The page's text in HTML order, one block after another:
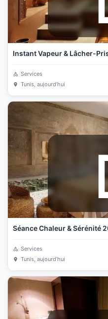
Instant Vapeur & Lâcher-
Services
Tunis, aujourd’hui
Séance Chaleur & Sérénité
Services
Tunis, aujourd’hui